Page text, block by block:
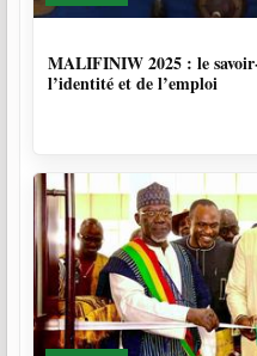
MALIFINIW 2025 : le
l’identité et de l’emploi